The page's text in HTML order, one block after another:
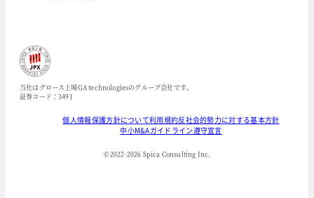
当社はグロース上場GA technologiesのグループ会社です。
証券コード：3491
個人情報保護方針について利用規約反社会的勢力に対する基本方針
中小M&Aガイドライン遵守宣言
© 2022-2026 Spica Consulting Inc.